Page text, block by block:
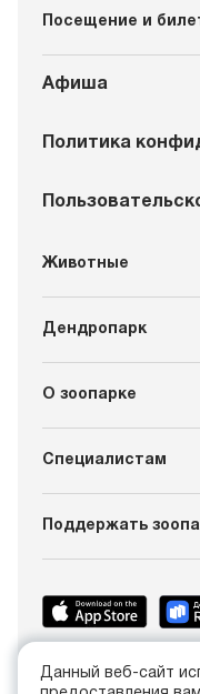
Данный веб-сайт
Посещение и
Афиша
Политика
Животные
Дендропарк
О зоопарке
Специалистам
Поддержать
+7 (4012)